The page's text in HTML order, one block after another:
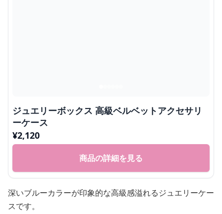
ジュエリーボックス 高級ベルベットアクセサリ
ーケース
¥2,120
商品の詳細を見る
深いブルーカラーが印象的な高級感溢れるジュエリーケー
スです。